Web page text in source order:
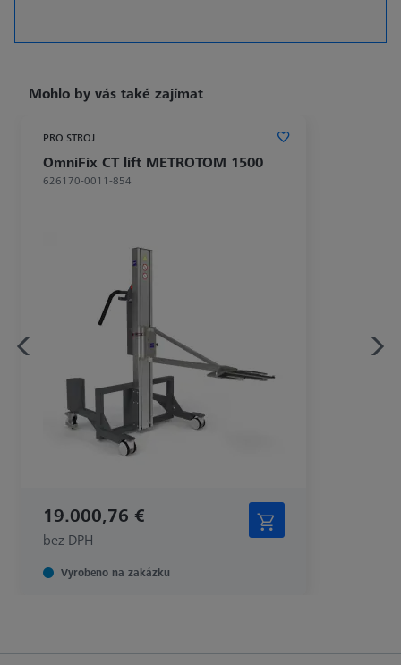
Mohlo by vás také zajímat
PRO STROJ
OmniFix CT lift METROTOM 1500
626170-0011-854
19.000,76 €
bez DPH
Vyrobeno na zakázku